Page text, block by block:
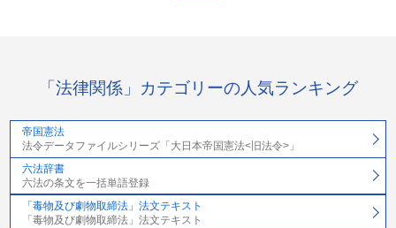
「法律関係」カテゴリーの人気ランキング
帝国憲法
法令データファイルシリーズ「大日本帝国憲法<旧法令>」
六法辞書
六法の条文を一括単語登録
「毒物及び劇物取締法」法文テキスト
「毒物及び劇物取締法」法文テキスト